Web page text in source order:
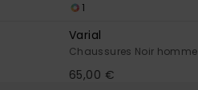
1
Varial
Chaussures Noir homme
65,00 €